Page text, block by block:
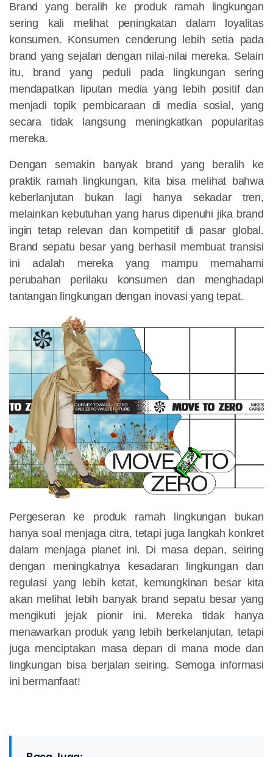
Brand yang beralih ke produk ramah lingkungan
sering kali melihat peningkatan dalam loyalitas
konsumen. Konsumen cenderung lebih setia pada
brand yang sejalan dengan nilai-nilai mereka. Selain
itu, brand yang peduli pada lingkungan sering
mendapatkan liputan media yang lebih positif dan
menjadi topik pembicaraan di media sosial, yang
secara tidak langsung meningkatkan popularitas
mereka.
Dengan semakin banyak brand yang beralih ke
praktik ramah lingkungan, kita bisa melihat bahwa
keberlanjutan bukan lagi hanya sekadar tren,
melainkan kebutuhan yang harus dipenuhi jika brand
ingin tetap relevan dan kompetitif di pasar global.
Brand sepatu besar yang berhasil membuat transisi
ini adalah mereka yang mampu memahami
perubahan perilaku konsumen dan menghadapi
tantangan lingkungan dengan inovasi yang tepat.
Pergeseran ke produk ramah lingkungan bukan
hanya soal menjaga citra, tetapi juga langkah konkret
dalam menjaga planet ini. Di masa depan, seiring
dengan meningkatnya kesadaran lingkungan dan
regulasi yang lebih ketat, kemungkinan besar kita
akan melihat lebih banyak brand sepatu besar yang
mengikuti jejak pionir ini. Mereka tidak hanya
menawarkan produk yang lebih berkelanjutan, tetapi
juga menciptakan masa depan di mana mode dan
lingkungan bisa berjalan seiring. Semoga informasi
ini bermanfaat!